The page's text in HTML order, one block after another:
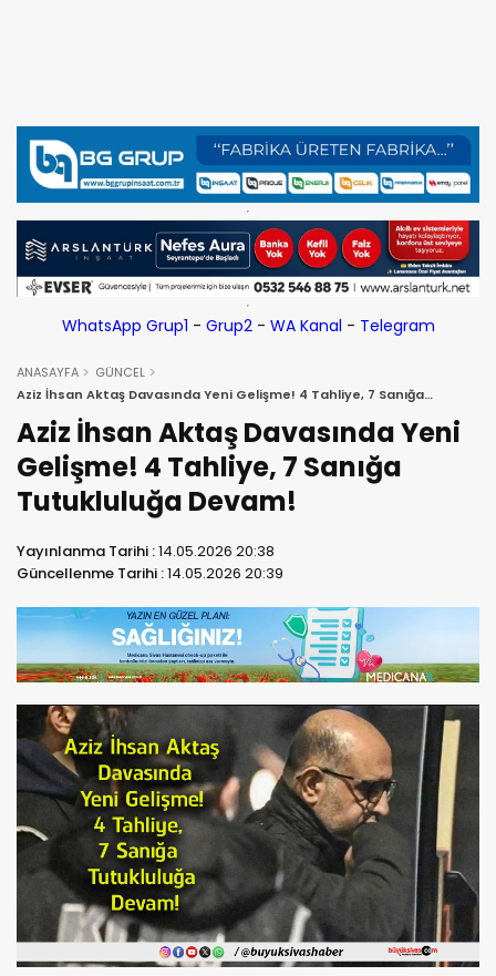
WhatsApp Grup1 - Grup2- WA Kanal - Telegram
ANASAYFA
GÜNCEL
Aziz İhsan Aktaş Davasında Yeni Gelişme! 4 Tahliye, 7 Sanığa
Tutukluluğa Devam!
Aziz İhsan Aktaş Davasında Yeni
Gelişme! 4 Tahliye, 7 Sanığa
Tutukluluğa Devam!
Yayınlanma Tarihi :14.05.2026 20:38
Güncellenme Tarihi :14.05.2026 20:39